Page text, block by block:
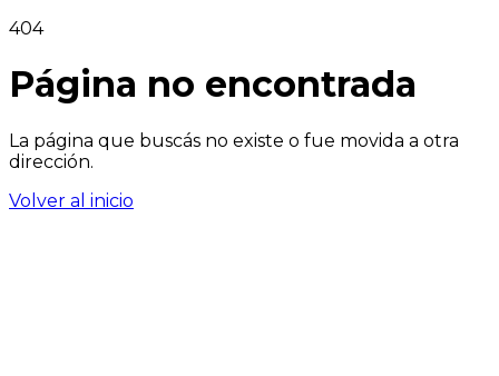
404
Página no encontrada
La página que buscás no existe o fue movida a otra
dirección.
Volver al inicio